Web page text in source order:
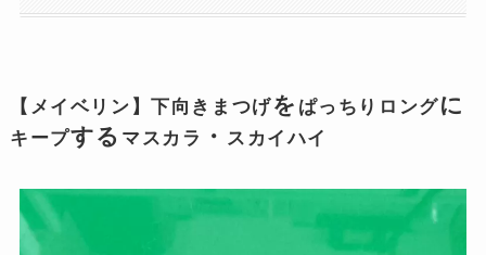
【メイベリン】下向きまつげを ぱっちりロングに
キープする マスカラ ・ スカイハイ